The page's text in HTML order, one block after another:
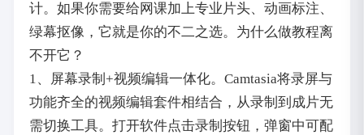
计。如果你需要给网课加上专业片头、动画标注、
绿幕抠像，它就是你的不二之选。为什么做教程离
不开它？
1、屏幕录制+视频编辑一体化。Camtasia将录屏与
功能齐全的视频编辑套件相结合，从录制到成片无
需切换工具。打开软件点击录制按钮，弹窗中可配